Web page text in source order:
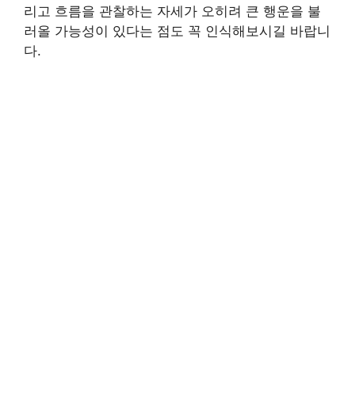
리고 흐름을 관찰하는 자세가 오히려 큰 행운을 불
러올 가능성이 있다는 점도 꼭 인식해보시길 바랍니
다.